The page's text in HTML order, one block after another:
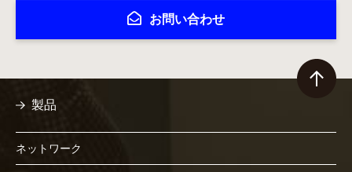
お問い合わせ
製品
ネットワーク